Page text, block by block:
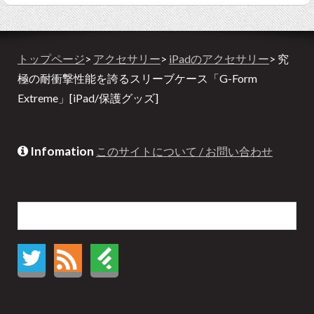
トップページ> アクセサリー> iPadのアクセサリー> 究
極の耐衝撃性能を誇るスリーブケース「G-Form
Extreme」[iPad/保護グッズ]
Infomation このサイトについて / お問い合わせ